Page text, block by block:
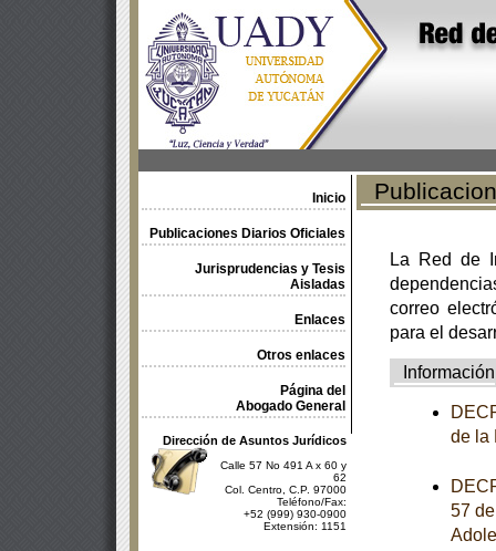
Inicio
Publicaciones Diarios Oficiales
Jurisprudencias y Tesis
Aisladas
Enlaces
Otros enlaces
Página del
Abogado General
Dirección de Asuntos Jurídicos
Calle 57 No 491 A x 60 y
62
Col. Centro, C.P. 97000
Teléfono/Fax:
+52 (999) 930-0900
Extensión: 1151
La Red de
correo
para el
Información
de la
57